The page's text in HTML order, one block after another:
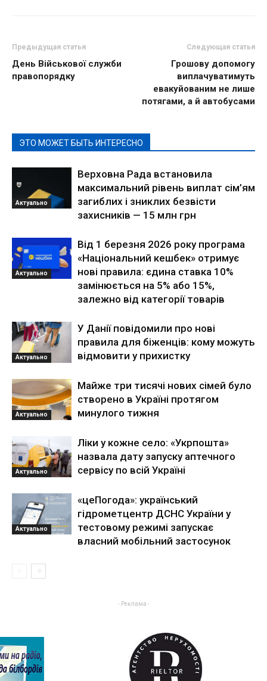
Предыдущая статья
День Військової служби
правопорядку
Следующая статья
Грошову допомогу
виплачуватимуть
евакуйованим не лише
потягами, а й автобусами
ЭТО МОЖЕТ БЫТЬ ИНТЕРЕСНО
Актуально
Верховна Рада встановила
максимальний рівень виплат сім’ям
загиблих і зниклих безвісти
захисників — 15 млн грн
Актуально
Від 1 березня 2026 року програма
«Національний кешбек» отримує
нові правила: єдина ставка 10%
замінюється на 5% або 15%,
залежно від категорії товарів
Актуально
У Данії повідомили про нові
правила для біженців: кому можуть
відмовити у прихистку
Актуально
Майже три тисячі нових сімей було
створено в Україні протягом
минулого тижня
Актуально
Ліки у кожне село: «Укрпошта»
назвала дату запуску аптечного
сервісу по всій Україні
Актуально
«цеПогода»: український
гідрометцентр ДСНС України у
тестовому режимі запускає
власний мобільний застосунок
- Реклама -